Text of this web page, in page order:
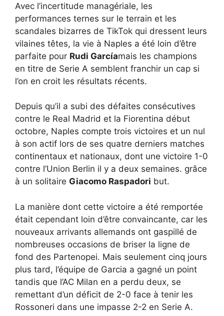
Avec l’incertitude managériale, les
performances ternes sur le terrain et les
scandales bizarres de TikTok qui dressent leurs
vilaines têtes, la vie à Naples a été loin d’être
parfaite pour Rudi Garcíamais les champions
en titre de Serie A semblent franchir un cap si
l’on en croit les résultats récents.
Depuis qu’il a subi des défaites consécutives
contre le Real Madrid et la Fiorentina début
octobre, Naples compte trois victoires et un nul
à son actif lors de ses quatre derniers matches
continentaux et nationaux, dont une victoire 1-0
contre l’Union Berlin il y a deux semaines. grâce
à un solitaire Giacomo Raspadori but.
La manière dont cette victoire a été remportée
était cependant loin d’être convaincante, car les
nouveaux arrivants allemands ont gaspillé de
nombreuses occasions de briser la ligne de
fond des Partenopei. Mais seulement cinq jours
plus tard, l’équipe de Garcia a gagné un point
tandis que l’AC Milan en a perdu deux, se
remettant d’un déficit de 2-0 face à tenir les
Rossoneri dans une impasse 2-2 en Serie A.